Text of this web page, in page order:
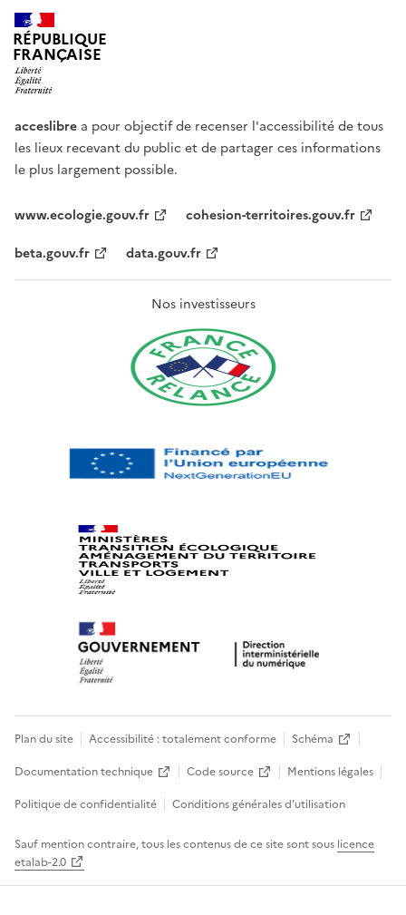
RÉPUBLIQUE
FRANÇAISE
acceslibre a pour objectif de recenser l'accessibilité de tous
les lieux recevant du public et de partager ces informations
le plus largement possible.
www.ecologie.gouv.fr
cohesion-territoires.gouv.fr
beta.gouv.fr
data.gouv.fr
Nos investisseurs
Plan du site Accessibilité : totalement conforme
Schéma
Documentation technique
Code source
Mentions légales
Politique de confidentialité
Conditions générales d’utilisation
Sauf mention contraire, tous les contenus de ce site sont sous licence
etalab-2.0